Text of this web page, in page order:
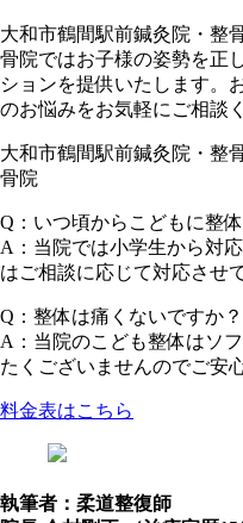
大和市鶴間駅前鍼灸院・整
骨院ではお子様の姿勢を正
ションを提供いたします。
のお悩みをお気軽にご相談
大和市鶴間駅前鍼灸院・整
骨院
Q：いつ頃からこどもに整
A：当院では小学生から対
はご相談に応じて対応させ
Q：整体は痛くないですか？
A：当院のこども整体はソ
たくございませんのでご安
料金表はこちら
執筆者：柔道整復師